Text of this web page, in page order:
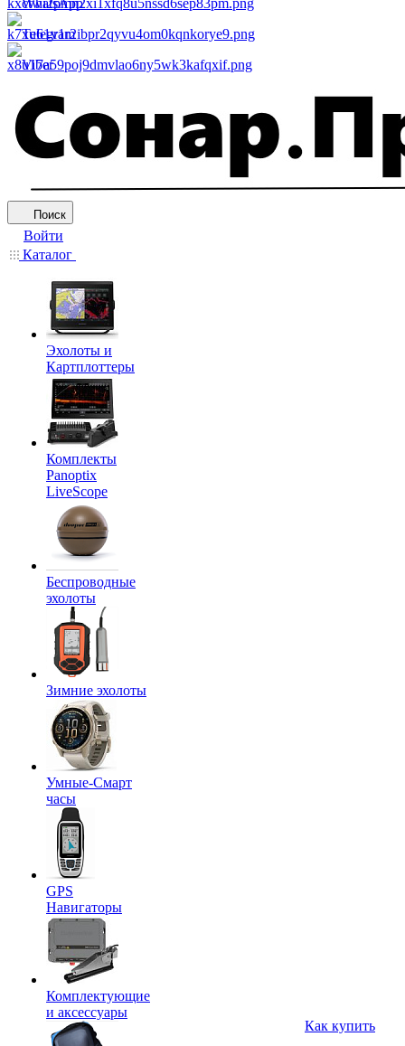
WhatsApp
Telegram
Viber
Поиск
Войти
Каталог
Эхолоты и
Картплоттеры
Комплекты
Panoptix
LiveScope
Беспроводные
эхолоты
Зимние эхолоты
Умные-Смарт
часы
GPS
Навигаторы
Комплектующие
и аксессуары
Как купить